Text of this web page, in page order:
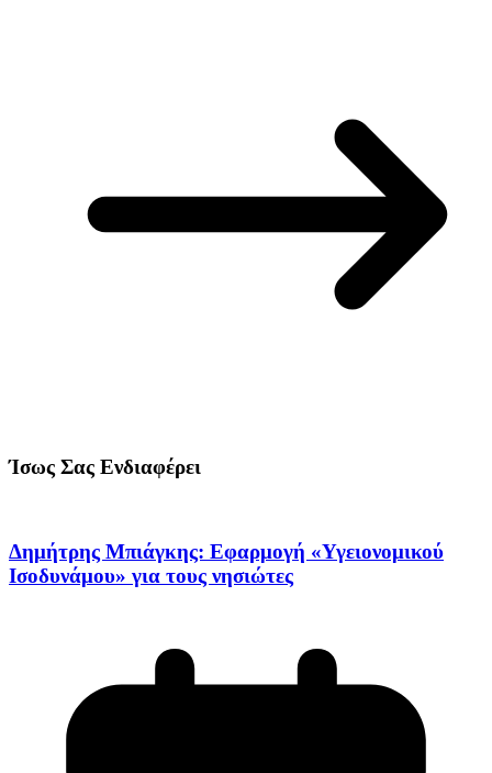
Ίσως Σας Ενδιαφέρει
Δημήτρης Μπιάγκης: Εφαρμογή «Υγειονομικού
Ισοδυνάμου» για τους νησιώτες